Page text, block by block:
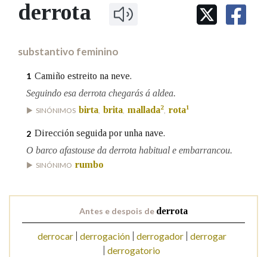
IDENTIDADE CORPORATIVA
MARCIAL DEL ADALID
FIGURAS HOMENAXEADAS
PORTAL DAS PALABRAS
Facebook
TwitterYoutubeInstagram
Bluesky
BUSCAR NOS LEMAS
Contén
derrota
substantivo feminino
1 Camiño estreito na neve.
Seguindo esa derrota chegarás á aldea.
SINÓNIMOS birta brita mallada2 rota1
2 Dirección seguida por unha nave.
O barco afastouse da derrota habitual e embarrancou.
SINÓNIMO rumbo
Antes e despois de derrota
derrocar derrogación derrogador derrogar
derrogatorio